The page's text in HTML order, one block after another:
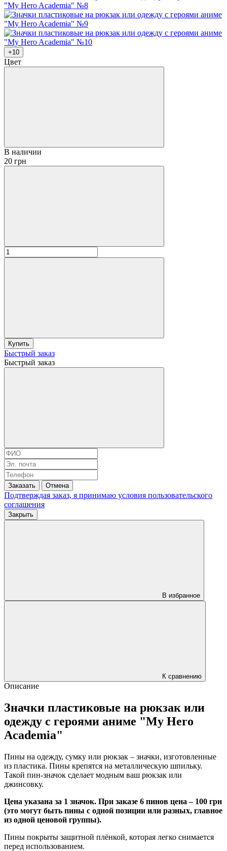
+10
Цвет
В наличии
20 грн
Купить
Быстрый заказ
Быстрый заказ
Заказать Отмена
Подтверждая заказ, я принимаю условия пользовательского
соглашения
Закрыть
В избранное
К сравнению
Описание
Значки пластиковые на рюкзак или
одежду с героями аниме "My Hero
Academia"
Пины на одежду, сумку или рюкзак – значки, изготовленные
из пластика. Пины крепятся на металлическую шпильку.
Такой пин-значок сделает модным ваш рюкзак или
джинсовку.
Цена указана за 1 значок. При заказе 6 пинов цена – 100 грн
(это могут быть пины с одной позиции или разных, главное
из одной ценовой группы).
Пины покрыты защитной плёнкой, которая легко снимается
перед использованием.